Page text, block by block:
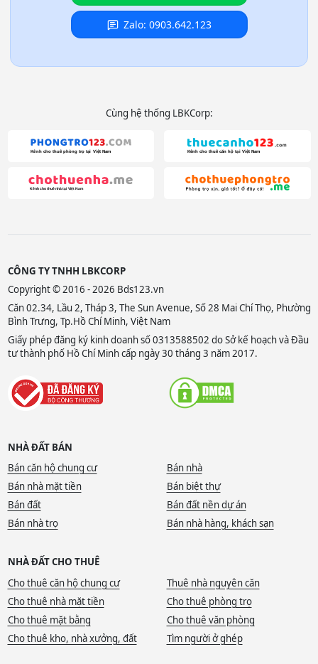
Zalo: 0903.642.123
Cùng hệ thống LBKCorp:
CÔNG TY TNHH LBKCORP
Copyright © 2016 - 2026 Bds123.vn
Căn 02.34, Lầu 2, Tháp 3, The Sun Avenue, Số 28 Mai Chí Thọ, Phường
Bình Trưng, Tp.Hồ Chí Minh, Việt Nam
Giấy phép đăng ký kinh doanh số 0313588502 do Sở kế hoạch và Đầu
tư thành phố Hồ Chí Minh cấp ngày 30 tháng 3 năm 2017.
NHÀ ĐẤT BÁN
Bán căn hộ chung cư
Bán nhà
Bán nhà mặt tiền
Bán biệt thự
Bán đất
Bán đất nền dự án
Bán nhà trọ
Bán nhà hàng, khách sạn
NHÀ ĐẤT CHO THUÊ
Cho thuê căn hộ chung cư
Thuê nhà nguyên căn
Cho thuê nhà mặt tiền
Cho thuê phòng trọ
Cho thuê mặt bằng
Cho thuê văn phòng
Cho thuê kho, nhà xưởng, đất
Tìm người ở ghép